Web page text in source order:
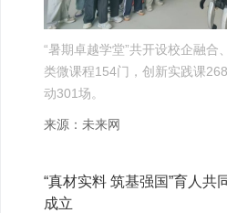
“暑期卓越学堂”共开设校企融合
类微课程154门，创新实践课
动301场。
来源：未来网
“真材实料 筑基强国”育人共
成立